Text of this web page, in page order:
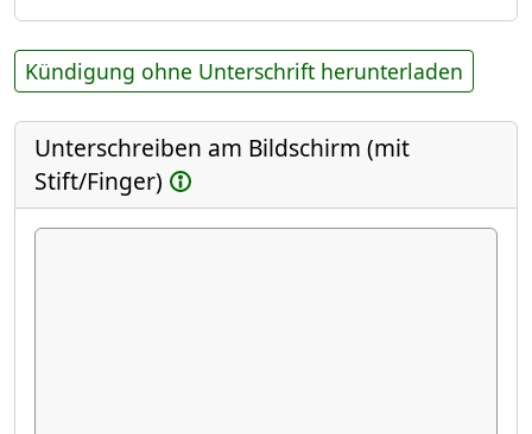
Kündigung ohne Unterschrift herunterladen
Unterschreiben am Bildschirm (mit
Stift/Finger)